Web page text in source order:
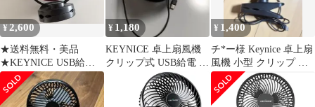
¥2,600
★送料無料・美品
★KEYNICE USB給電
式卓上クリップ扇風機
¥ 1,180
KEYNICE 卓上扇風機
クリップ式 USB給電 本
体 ブラック
¥ 1,400
チ*ー様 Keynice 卓上扇
風機 小型 クリップ ミ
ニファン USB給電式